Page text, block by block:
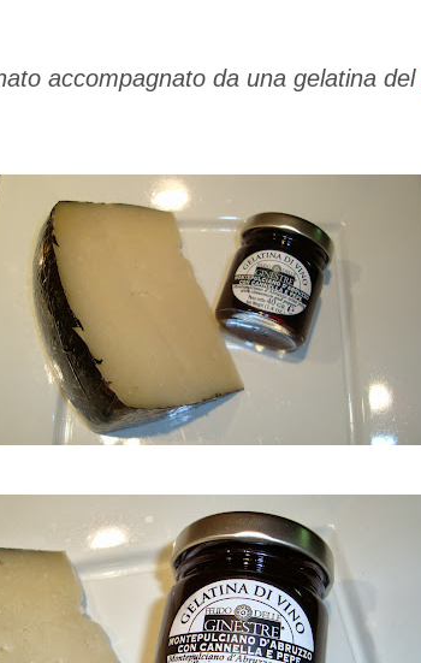
accompagnato da una gelatina del